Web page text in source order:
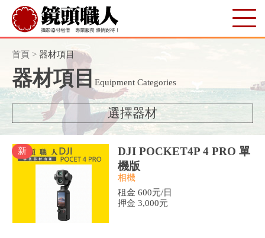
首頁 > 器材項目
器材項目 Equipment Categories
選擇器材
新
DJI POCKET4P 4 PRO 單
機版
相機
租金 600元/日
押金 3,000元